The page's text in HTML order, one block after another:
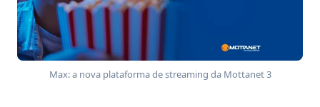
Max: a nova plataforma de streaming da Mottanet 3